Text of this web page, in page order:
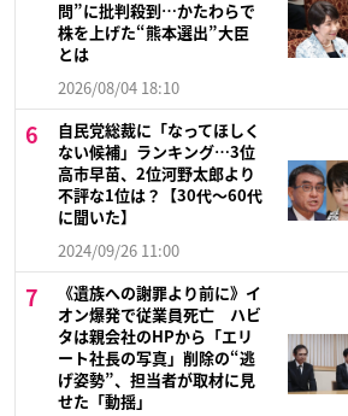
問”に批判殺到…かたわらで
株を上げた“熊本選出”大臣
とは
2026/08/04 18:10
自民党総裁に「なってほしく
ない候補」ランキング…3位
高市早苗、2位河野太郎より
不評な1位は？【30代～60代
に聞いた】
2024/09/26 11:00
《遺族への謝罪より前に》イ
オン爆発で従業員死亡 ハビ
タは親会社のHPから「エリ
ート社長の写真」削除の“逃
げ姿勢”、担当者が取材に見
せた「動揺」